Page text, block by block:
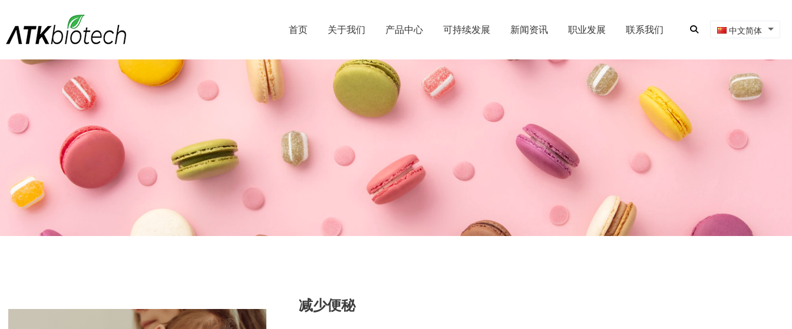
首页 关于我们 产品中心 可持续发展 新闻资讯 职业发展 联系我们 中文简体
减少便秘